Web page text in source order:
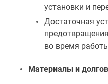
установки и
Достаточная
во время
Материалы и